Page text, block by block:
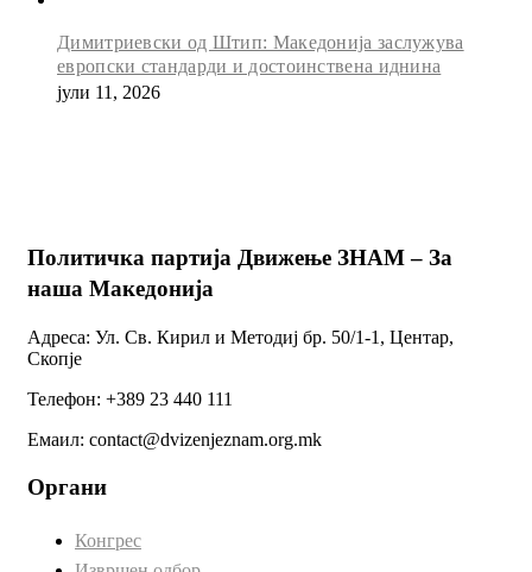
Димитриевски од Штип: Македонија заслужува
европски стандарди и достоинствена иднина
јули 11, 2026
Политичка партија Движење ЗНАМ – За
наша Македонија
Адреса: Ул. Св. Кирил и Методиј бр. 50/1-1, Центар,
Скопје
Телефон: +389 23 440 111
Емаил: contact@dvizenjeznam.org.mk
Органи
Конгрес